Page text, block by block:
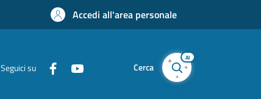
Accedi all'area personale
Seguici su Cerca
AI